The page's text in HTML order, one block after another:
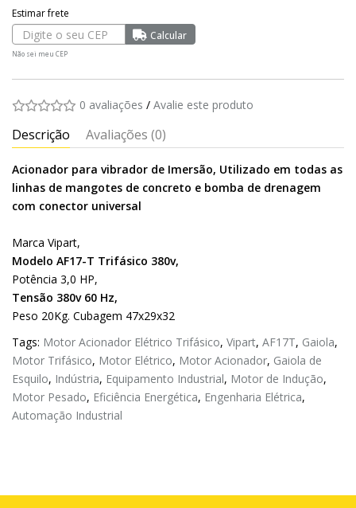
Não sei meu CEP
0 avaliações / Avalie este produto
Descrição Avaliações (0)
Acionador para vibrador de Imersão, Utilizado em todas as
linhas de mangotes de concreto e bomba de drenagem
com conector universal
Marca Vipart,
Modelo AF17-T Trifásico 380v,
Potência 3,0 HP,
Tensão 380v 60 Hz,
Peso 20Kg. Cubagem 47x29x32
Tags: Motor Acionador Elétrico Trifásico, Vipart, AF17T, Gaiola,
Motor Trifásico, Motor Elétrico, Motor Acionador, Gaiola de
Esquilo, Indústria, Equipamento Industrial, Motor de Indução,
Motor Pesado, Eficiência Energética, Engenharia Elétrica,
Automação Industrial